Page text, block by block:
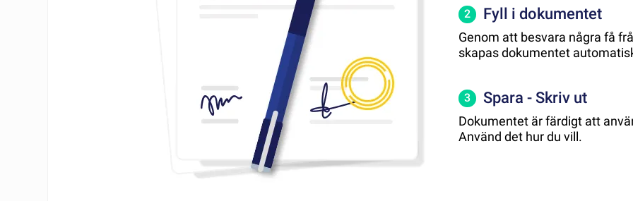
2 Fyll i dokumentet
Genom att besvara några få
skapas dokumentet
3 Spara - Skriv ut
Dokumentet är färdigt att
Använd det hur du vill.